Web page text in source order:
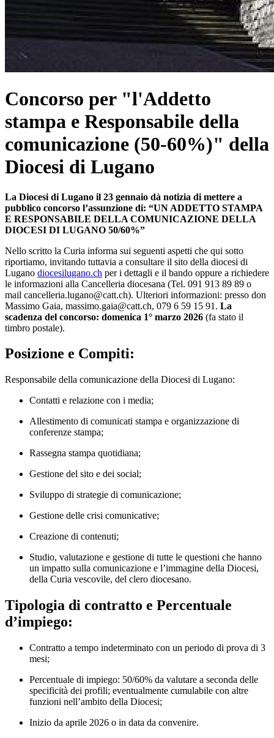
Concorso per "l'Addetto
stampa e Responsabile della
comunicazione (50-60%)" della
Diocesi di Lugano
La Diocesi di Lugano il 23 gennaio dà notizia di mettere a
pubblico concorso l’assunzione di: “UN ADDETTO STAMPA
E RESPONSABILE DELLA COMUNICAZIONE DELLA
DIOCESI DI LUGANO 50/60%”
Nello scritto la Curia informa sui seguenti aspetti che qui sotto
riportiamo, invitando tuttavia a consultare il sito della diocesi di
Lugano diocesilugano.ch per i dettagli e il bando oppure a richiedere
le informazioni alla Cancelleria diocesana (Tel. 091 913 89 89 o
mail cancelleria.lugano@catt.ch). Ulteriori informazioni: presso don
Massimo Gaia, massimo.gaia@catt.ch, 079 6 59 15 91. La
scadenza del concorso: domenica 1° marzo 2026 (fa stato il
timbro postale).
Posizione e Compiti:
Responsabile della comunicazione della Diocesi di Lugano:
Contatti e relazione con i media;
Allestimento di comunicati stampa e organizzazione di
conferenze stampa;
Rassegna stampa quotidiana;
Gestione del sito e dei social;
Sviluppo di strategie di comunicazione;
Gestione delle crisi comunicative;
Creazione di contenuti;
Studio, valutazione e gestione di tutte le questioni che hanno
un impatto sulla comunicazione e l’immagine della Diocesi,
della Curia vescovile, del clero diocesano.
Tipologia di contratto e Percentuale
d’impiego:
Contratto a tempo indeterminato con un periodo di prova di 3
mesi;
Percentuale di impiego: 50/60% da valutare a seconda delle
specificità dei profili; eventualmente cumulabile con altre
funzioni nell’ambito della Diocesi;
Inizio da aprile 2026 o in data da convenire.